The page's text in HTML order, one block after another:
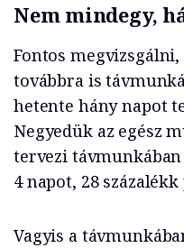
Nem mindegy,
Fontos
továbbra is
hetente hány napot
Negyedük az egész
tervezi
4 napot, 28
Vagyis a